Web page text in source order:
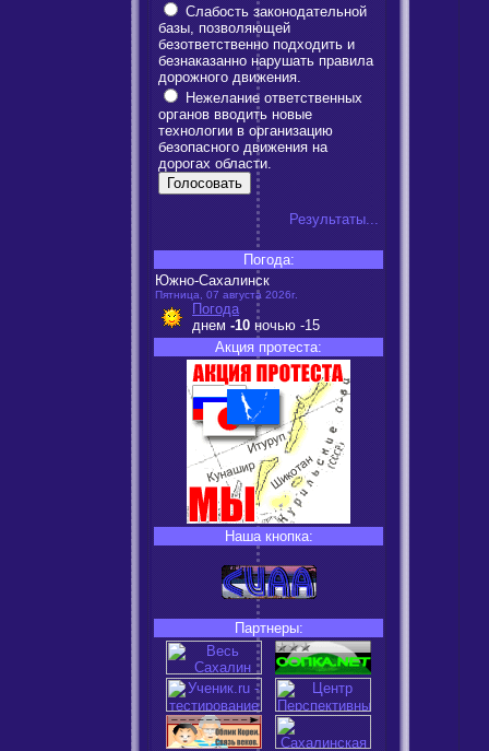
Слабость законодательной
базы, позволяющей
безответственно подходить и
безнаказанно нарушать правила
дорожного движения.
Нежелание ответственных
органов вводить новые
технологии в организацию
безопасного движения на
дорогах области.
Результаты...
Погода:
Южно-Сахалинск
Пятница, 07 августа 2026г.
Погода
днем -10 ночью -15
Акция протеста:
Наша кнопка:
Партнеры: